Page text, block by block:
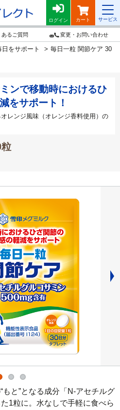
ログイン カート サービス
あるご質問 変更・お問い合わせ
をサポート
毎日一粒 関節ケア 30
ンで移動時におけるひ
をサポート！
レンジ風味（オレンジ香料使用）の
と”となる成分「N-アセチルグ
1粒に。水なしで手軽に食べら